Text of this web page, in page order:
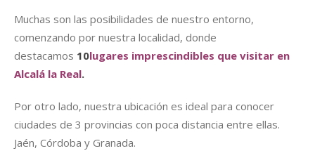
Muchas son las posibilidades de nuestro entorno,
comenzando por nuestra localidad, donde
destacamos 10lugares imprescindibles que visitar en
Alcalá la Real.
Por otro lado, nuestra ubicación es ideal para conocer
ciudades de 3 provincias con poca distancia entre ellas.
Jaén, Córdoba y Granada.